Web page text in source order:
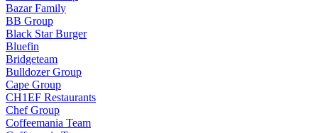
Bazar Family
BB Group
Black Star Burger
Bluefin
Bridgeteam
Bulldozer Group
Cape Group
CH1EF Restaurants
Chef Group
Coffeemania Team